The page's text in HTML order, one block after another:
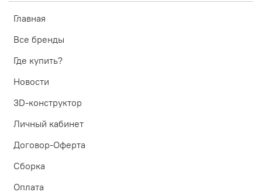
Главная
Все бренды
Где купить?
Новости
3D-конструктор
Личный кабинет
Договор-Оферта
Сборка
Оплата